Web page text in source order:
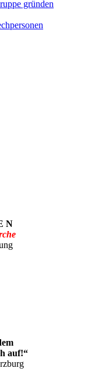
gründen
N
auf!“